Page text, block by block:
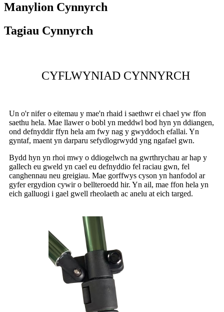
Manylion Cynnyrch
Tagiau Cynnyrch
CYFLWYNIAD CYNNYRCH
Un o'r nifer o eitemau y mae'n rhaid i saethwr ei chael yw ffon
saethu hela. Mae llawer o bobl yn meddwl bod hyn yn ddiangen,
ond defnyddir ffyn hela am fwy nag y gwyddoch efallai. Yn
gyntaf, maent yn darparu sefydlogrwydd yng ngafael gwn.
Bydd hyn yn rhoi mwy o ddiogelwch na gwrthrychau ar hap y
gallech eu gweld yn cael eu defnyddio fel raciau gwn, fel
canghennau neu greigiau. Mae gorffwys cyson yn hanfodol ar
gyfer ergydion cywir o bellteroedd hir. Yn ail, mae ffon hela yn
eich galluogi i gael gwell rheolaeth ac anelu at eich targed.